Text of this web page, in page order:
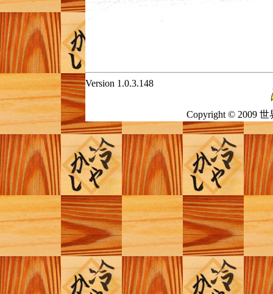
Version 1.0.3.148
Copyright © 2009 世